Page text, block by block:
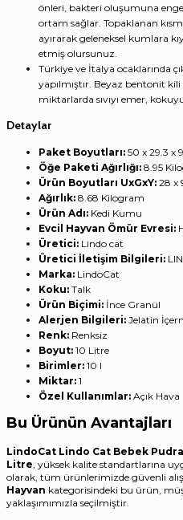
önleri, bakteri oluşumuna
ortam sağlar. Topaklanan
ayırarak geleneksel kumlara
etmiş olursunuz.
Türkiye ve İtalya ocaklarında
yapılmıştır. Beyaz bentonit
miktarlarda sıvıyı emer,
Detaylar
Paket Boyutları: ‎50 x 29.3 x
Öğe Paketi Ağırlığı: ‎8.95
Ürün Boyutları UxGxY: ‎28 x
Ağırlık: ‎8.68 Kilogram
Ürün Adı: ‎Kedi Kumu
Evcil Hayvan Ömür Evresi:
Üretici: ‎Lindo cat
Üretici İletişim Bilgileri:
Marka: ‎LindoCat
Koku: ‎Talk
Ürün Biçimi: ‎İnce Granül
Alerjen Bilgileri: ‎Jelatin
Renk: ‎Renksiz
Boyut: ‎10 Litre
Birimler: ‎10 l
Miktar: ‎1
Özel Kullanımlar: ‎Açık Hava
Bu Ürünün Avantajları
LindoCat Lindo Cat Bebek
Litre , yüksek kalite standartlarına
olarak, tüm ürünlerimizde güvenli
Hayvan kategorisindeki bu ürün,
yaklaşımımızla seçilmiştir.